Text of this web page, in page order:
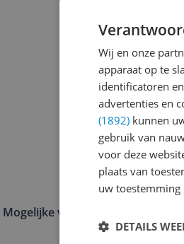
Camera
Connectiviteit
Display
Eigenschappen
Kenmerken
Mogelijke vereisten instellen en
Wij en onze
apparaat op te
identificatoren
advertenties en
(1892) kunnen
gebruik van
voor deze
plaats van
uw
DETAILS